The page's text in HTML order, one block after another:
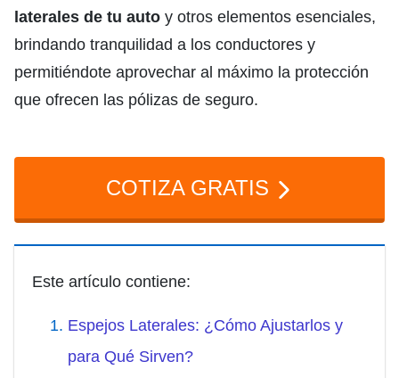
laterales de tu auto y otros elementos esenciales,
brindando tranquilidad a los conductores y
permitiéndote aprovechar al máximo la protección
que ofrecen las pólizas de seguro.
COTIZA GRATIS
Este artículo contiene:
Espejos Laterales: ¿Cómo Ajustarlos y
para Qué Sirven?